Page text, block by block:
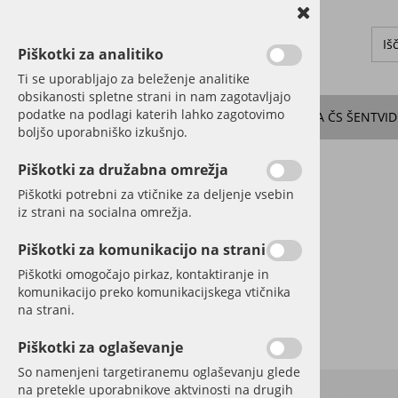
O KRAJU DOGODKI NOVICE SEJE SVETA ČS ŠENTVID
Piškotki za analitiko
Ti se uporabljajo za beleženje analitike
obsikanosti spletne strani in nam zagotavljajo
podatke na podlagi katerih lahko zagotovimo
boljšo uporabniško izkušnjo.
Piškotki za družabna omrežja
Piškotki potrebni za vtičnike za deljenje vsebin
iz strani na socialna omrežja.
Piškotki za komunikacijo na strani
Piškotki omogočajo pirkaz, kontaktiranje in
komunikacijo preko komunikacijskega vtičnika
na strani.
Piškotki za oglaševanje
So namenjeni targetiranemu oglaševanju glede
na pretekle uporabnikove aktvinosti na drugih